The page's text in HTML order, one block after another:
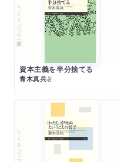
ちくまプリマー新書
資本主義を半分捨てる
青木真兵著
ちくまプリマー新書